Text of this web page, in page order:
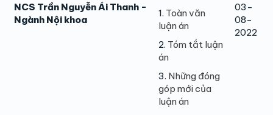
NCS Trần Nguyễn Ái Thanh -
Ngành Nội khoa
1. Toàn văn
luận án
2. Tóm tắt luận
án
3. Những đóng
góp mới của
luận án
03-
08-
2022